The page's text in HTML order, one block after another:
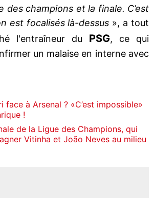
des champions et la finale. C’est
est focalisés là-dessus », a tout
l'entraîneur du PSG, ce qui
un malaise en interne avec
face à Arsenal ? «C’est impossible»
!
de la Ligue des Champions, qui
Vitinha et João Neves au milieu